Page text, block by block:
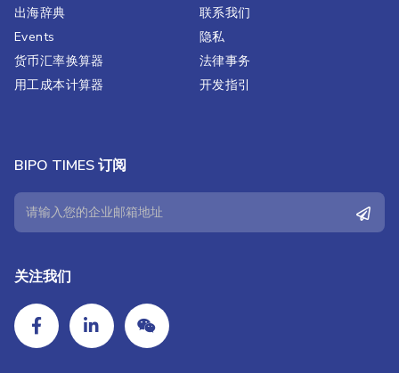
出海辞典
Events
货币汇率换算器
用工成本计算器
联系我们
隐私
法律事务
开发指引
BIPO TIMES 订阅
关注我们